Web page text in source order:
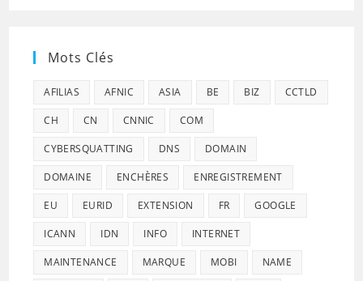
Mots Clés
AFILIAS AFNIC ASIA BE BIZ CCTLD
CH CN CNNIC COM
CYBERSQUATTING DNS DOMAIN
DOMAINE ENCHÈRES ENREGISTREMENT
EU EURID EXTENSION FR GOOGLE
ICANN IDN INFO INTERNET
MAINTENANCE MARQUE MOBI NAME